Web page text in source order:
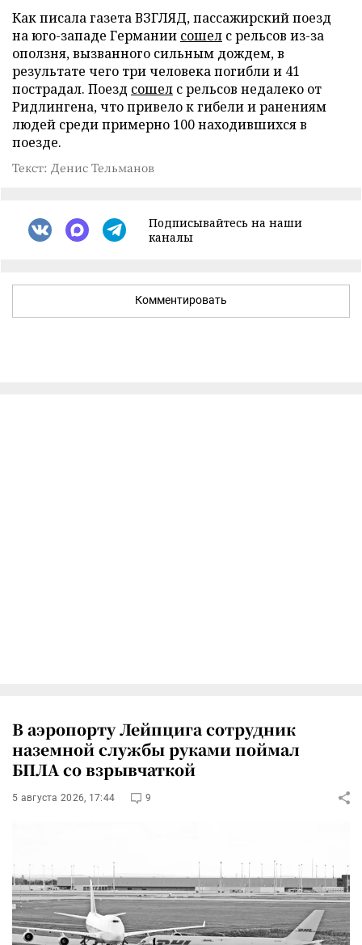
Как писала газета ВЗГЛЯД, пассажирский поезд
на юго-западе Германии сошел с рельсов из-за
оползня, вызванного сильным дождем, в
результате чего три человека погибли и 41
пострадал. Поезд сошел с рельсов недалеко от
Ридлингена, что привело к гибели и ранениям
людей среди примерно 100 находившихся в
поезде.
Текст: Денис Тельманов
Подписывайтесь на наши
каналы
Комментировать
В аэропорту Лейпцига сотрудник
наземной службы руками поймал
БПЛА со взрывчаткой
5 августа 2026, 17:44 9